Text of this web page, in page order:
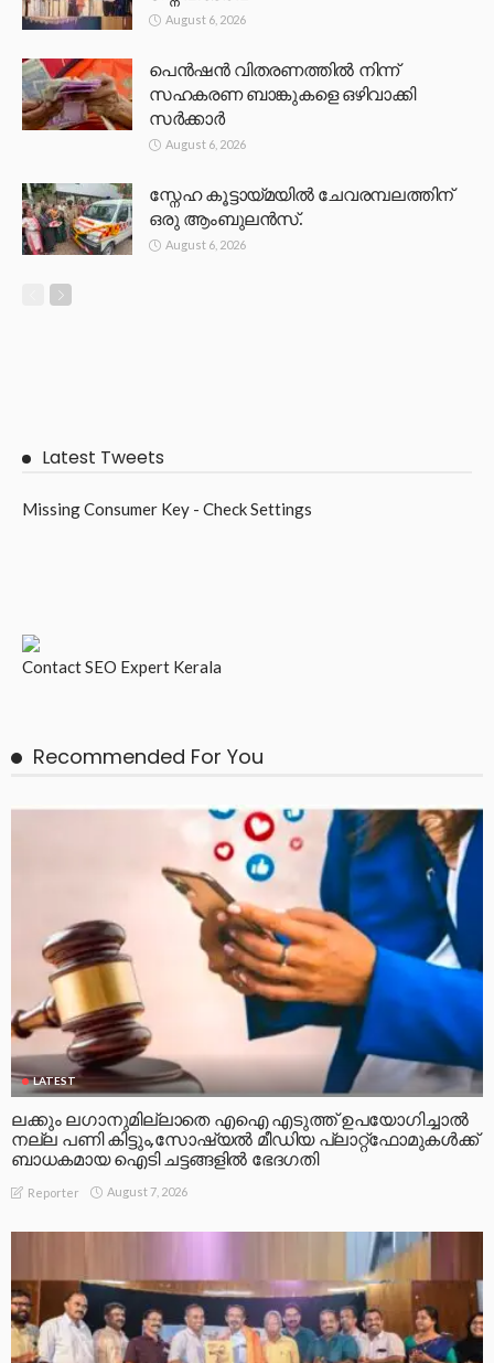
August 6, 2026
പെൻഷൻ വിതരണത്തിൽ നിന്ന്
സഹകരണ ബാങ്കുകളെ ഒഴിവാക്കി
സർക്കാർ
August 6, 2026
സ്നേഹ കൂട്ടായ്മയിൽ ചേവരമ്പലത്തിന്
ഒരു ആംബുലൻസ്.
August 6, 2026
Latest Tweets
Missing Consumer Key - Check Settings
ContactSEO Expert Kerala
Recommended For You
LATEST
ലക്കും ലഗാനുമില്ലാതെ എഐ എടുത്ത് ഉപയോഗിച്ചാല്‍
നല്ല പണി കിട്ടും,സോഷ്യല്‍ മീഡിയ പ്ലാറ്റ്‌ഫോമുകള്‍ക്ക്
ബാധകമായ ഐടി ചട്ടങ്ങളില്‍ ഭേദഗതി
Reporter August 7, 2026